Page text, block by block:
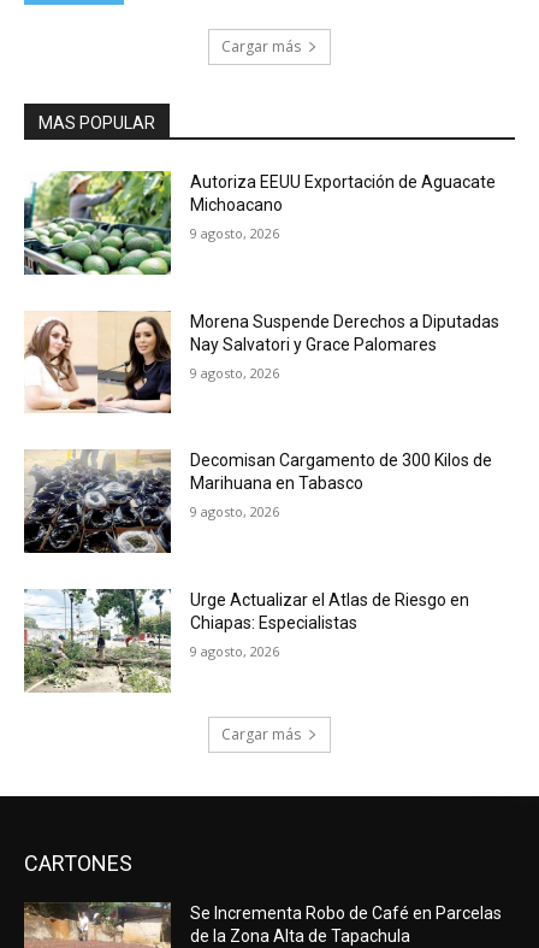
Cargar más
MAS POPULAR
Autoriza EEUU Exportación de Aguacate
Michoacano
9 agosto, 2026
Morena Suspende Derechos a Diputadas
Nay Salvatori y Grace Palomares
9 agosto, 2026
Decomisan Cargamento de 300 Kilos de
Marihuana en Tabasco
9 agosto, 2026
Urge Actualizar el Atlas de Riesgo en
Chiapas: Especialistas
9 agosto, 2026
Cargar más
CARTONES
Se Incrementa Robo de Café en Parcelas
de la Zona Alta de Tapachula